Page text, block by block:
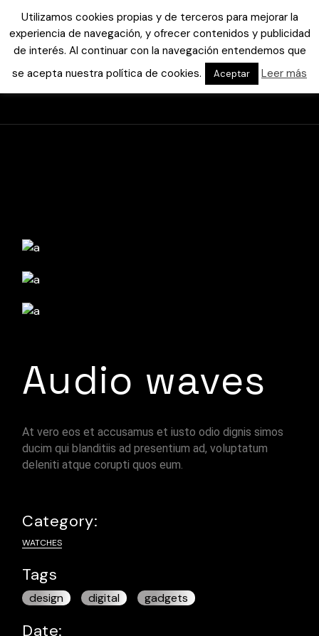
Audio waves
At vero eos et accusamus et iusto odio dignis simos
ducim qui blanditiis ad presentium ad, voluptatum
deleniti atque corupti quos eum.
Category:
WATCHES
Tags
design digital gadgets
Date:
Utilizamos cookies propias y de terceros para mejorar la
experiencia de navegación, y ofrecer contenidos y publicidad
de interés. Al continuar con la navegación entendemos que
se acepta nuestra política de cookies.
Aceptar Leer más